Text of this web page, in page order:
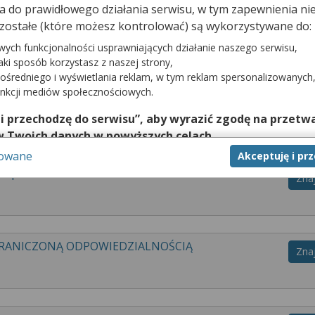
szybką rezerwację do lekarza specjalisty. Sprawdź listę wszystkich
Na stronie LekarzeBezKolejki.pl znajdziesz wielu
wizytę już dziś. W Grudziądzu znajduje się 46 przychodni,
STOMATOLOGICZNY "MEDENT"
z o.o.
ODPOWIEDZIALNOŚCIĄ
do prawidłowego działania serwisu, w tym zapewnienia
(które możesz kontrolować) są wykorzystywane do:
funkcjonalności usprawniających działanie naszego serwisu,
sposób korzystasz z naszej strony,
i wyświetlania reklam, w tym reklam spersonalizowanych,
mediów społecznościowych.
przechodzę do serwisu”, aby wyrazić zgodę na
danych w powyższych celach.
zgody jest dobrowolne, a wyrażoną zgodę możesz w
na przetwarzanie Twoich danych tylko w niektórych
lub chcesz przeprowadzić konfigurację szczegółową, to
zaawansowanych”.
wykorzystywania narzędzi zewnętrznych w naszym
Akceptuję i